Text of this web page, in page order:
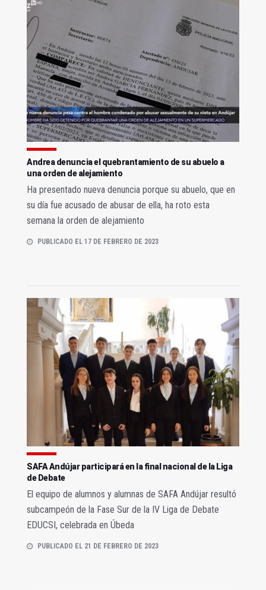
Andrea denuncia el quebrantamiento de su abuelo a
una orden de alejamiento
Ha presentado nueva denuncia porque su abuelo, que en
su día fue acusado de abusar de ella, ha roto esta
semana la orden de alejamiento
PUBLICADO EL 17 DE FEBRERO DE 2023
SAFA Andújar participará en la final nacional de la Liga
de Debate
El equipo de alumnos y alumnas de SAFA Andújar resultó
subcampeón de la Fase Sur de la IV Liga de Debate
EDUCSI, celebrada en Úbeda
PUBLICADO EL 21 DE FEBRERO DE 2023